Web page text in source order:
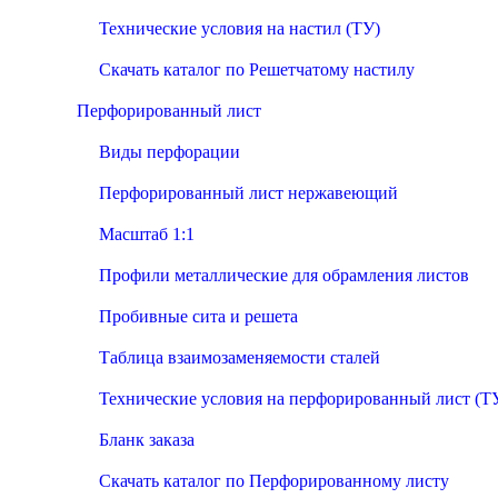
Технические условия на настил (ТУ)
Скачать каталог по Решетчатому настилу
Перфорированный лист
Виды перфорации
Перфорированный лист нержавеющий
Масштаб 1:1
Профили металлические для обрамления листов
Пробивные сита и решета
Таблица взаимозаменяемости сталей
Технические условия на перфорированный лист
Бланк заказа
Скачать каталог по Перфорированному листу